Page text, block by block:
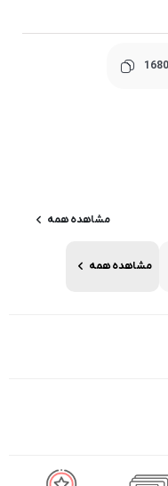
مشاهده همه
مشاهده همه